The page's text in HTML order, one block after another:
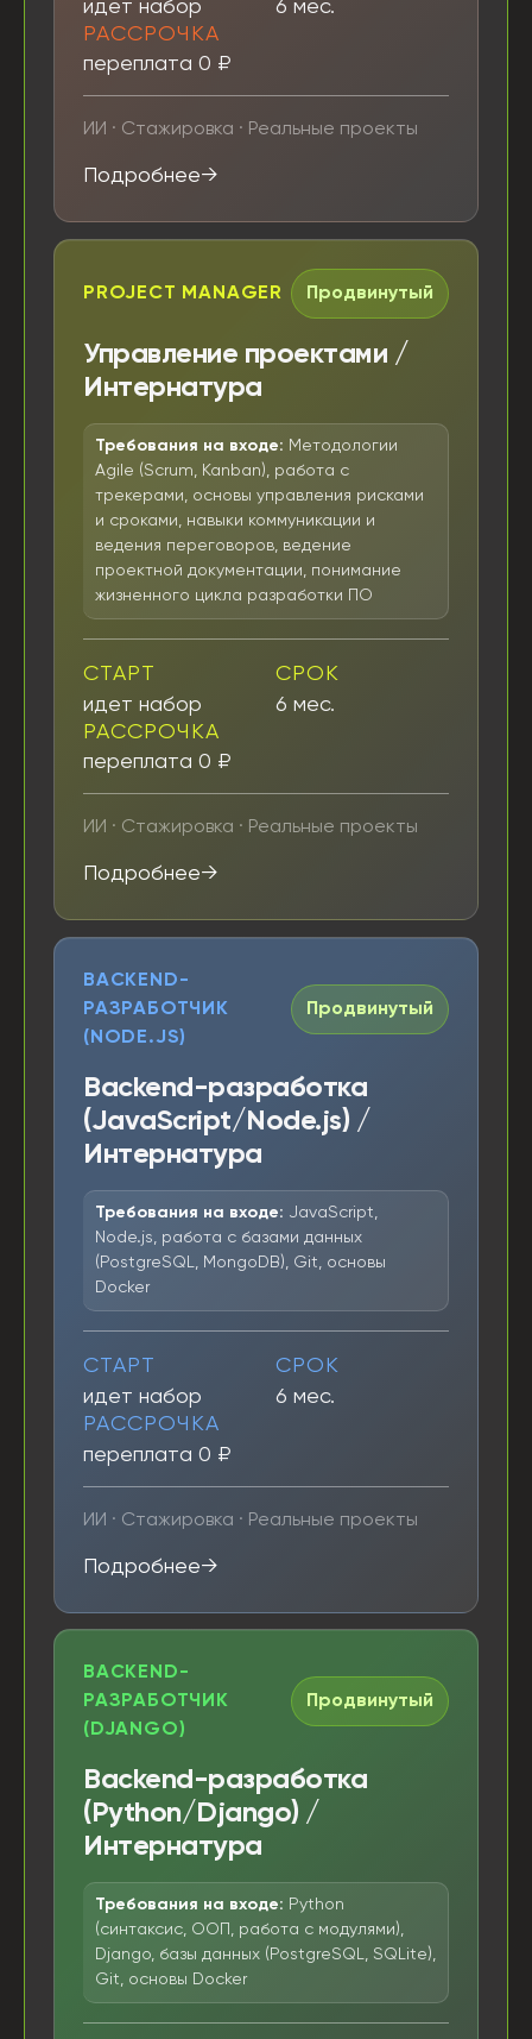
идет набор
6 мес.
РАССРОЧКА
переплата 0 ₽
ИИ · Стажировка · Реальные проекты
Подробнее
PROJECT MANAGER Продвинутый
Управление проектами /
Интернатура
Требования на входе: Методологии
Agile (Scrum, Kanban), работа с
трекерами, основы управления рисками
и сроками, навыки коммуникации и
ведения переговоров, ведение
проектной документации, понимание
жизненного цикла разработки ПО
СТАРТ
идет набор
СРОК
6 мес.
РАССРОЧКА
переплата 0 ₽
ИИ · Стажировка · Реальные проекты
Подробнее
BACKEND-
РАЗРАБОТЧИК
(NODE.JS)
Продвинутый
Backend-разработка
(JavaScript/Node.js) /
Интернатура
Требования на входе: JavaScript,
Node.js, работа с базами данных
(PostgreSQL, MongoDB), Git, основы
Docker
СТАРТ
идет набор
СРОК
6 мес.
РАССРОЧКА
переплата 0 ₽
ИИ · Стажировка · Реальные проекты
Подробнее
BACKEND-
РАЗРАБОТЧИК
(DJANGO)
Продвинутый
Backend-разработка
(Python/Django) /
Интернатура
Требования на входе: Python
(синтаксис, ООП, работа с модулями),
Django, базы данных (PostgreSQL, SQLite),
Git, основы Docker